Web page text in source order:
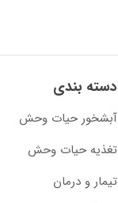
دسته بندی
آبشخور حیات وحش
تغذیه حیات وحش
تیمار و درمان